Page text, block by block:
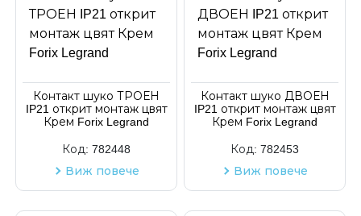
Име
Име
Код на артикул
Код на артикул
Контакт шуко ТРОЕН
IP21 открит монтаж цвят
Крем Forix Legrand
Код: 782448
Виж повече
Контакт шуко ДВОЕН
IP21 открит монтаж цвят
Крем Forix Legrand
Код: 782453
Виж повече